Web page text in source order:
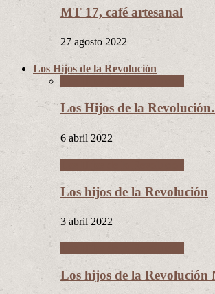
MT 17, café artesanal
27 agosto 2022
Los Hijos de la Revolución
Los Hijos de la
6 abril 2022
Los hijos de la Revolución
3 abril 2022
Los hijos de la Revolución